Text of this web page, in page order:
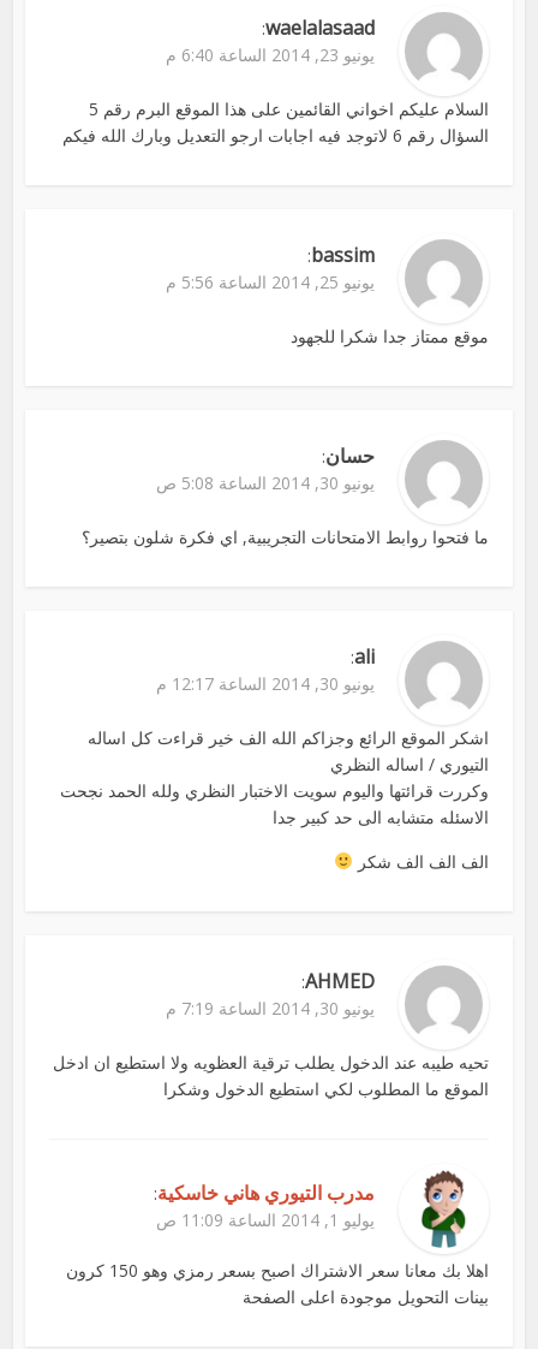
waelalasaad
:
يونيو 23, 2014 الساعة 6:40 م
السلام عليكم اخواني القائمين على هذا الموقع البرم رقم 5
السؤال رقم 6 لاتوجد فيه اجابات ارجو التعديل وبارك الله فيكم
bassim
:
يونيو 25, 2014 الساعة 5:56 م
موقع ممتاز جدا شكرا للجهود
حسان:
يونيو 30, 2014 الساعة 5:08 ص
ما فتحوا روابط الامتحانات التجريبية, اي فكرة شلون بتصير؟
ali
:
يونيو 30, 2014 الساعة 12:17 م
اشكر الموقع الرائع وجزاكم الله الف خير قراءت كل اساله
التيوري / اساله النظري
وكررت قرائتها واليوم سويت الاختبار النظري ولله الحمد نجحت
الاسئله متشابه الى حد كبير جدا
الف الف الف شكر
AHMED
:
يونيو 30, 2014 الساعة 7:19 م
تحيه طيبه عند الدخول يطلب ترقية العظويه ولا استطيع ان ادخل
الموقع ما المطلوب لكي استطيع الدخول وشكرا
مدرب التيوري هاني خاسكية:
يوليو 1, 2014 الساعة 11:09 ص
اهلا بك معانا سعر الاشتراك اصبح بسعر رمزي وهو 150 كرون
بينات التحويل موجودة اعلى الصفحة